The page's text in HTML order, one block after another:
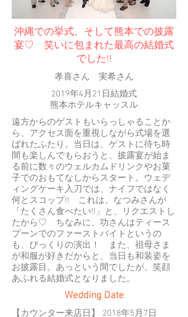
​沖縄での挙式、そして熊本での披露
宴♡ 笑いに包まれた最高の結婚式
でした!!
​孝喜さん 実希さん
2019年4月21日結婚式
​熊本ホテルキャッスル
遠方からのゲストもいらっしゃることか
ら、アクセス面を重視しながら式場を選
ばれたふたり。当日は、ゲストに待ち時
間も楽しんでもらおうと、披露宴が始ま
る前に数々のウェルカムドリンクやお菓
子でのおもてなしからスタート。ウェデ
ィングケーキ入刀では、ナイフではなく
何とスコップ!! これは、なつみさんが
「たくさん食べたい!!」と、リクエストし
たから♡ ちなみに、功さんはティース
プーンでのファーストバイトというの
も、びっくりの演出！ また、祖母さま
が和服が好きだからと、当日も和装姿を
お披露目。あっという間でしたが、笑顔
あふれる結婚式となりました。
Wedding Date
【カウンター来店日】 2018年5月7日